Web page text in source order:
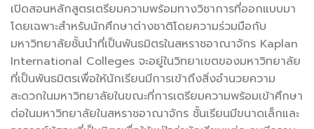
เปิดสอนหลักสูตรเตรียมความพร้อมทางวิชาการที่ออกแบบมา
โดยเฉพาะสำหรับนักศึกษาต่างชาติโดยความร่วมมือกับ
มหาวิทยาลัยชั้นนำที่เป็นพันธมิตรในสหราชอาณาจักร Kaplan
International Colleges จะอยู่ในวิทยาเขตของมหาวิทยาลัย
ที่เป็นพันธมิตรเพื่อให้นักเรียนมีการเข้าถึงสิ่งอำนวยความ
สะดวกในมหาวิทยาลัยในขณะที่การเตรียมความพร้อมเข้าศึกษา
ต่อในมหาวิทยาลัยในสหราชอาณาจักร ชั้นเรียนมีขนาดเล็กและ